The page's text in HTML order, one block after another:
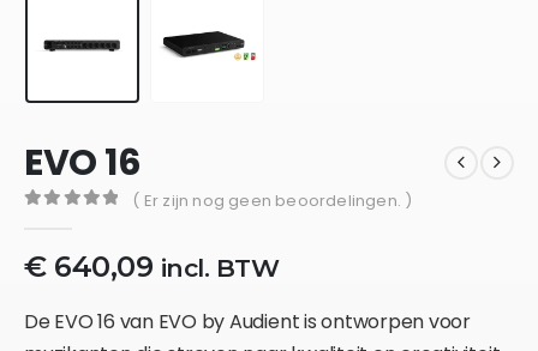
EVO 16
( Er zijn nog geen beoordelingen. )
€640,09 incl. BTW
De EVO 16 van EVO by Audient is ontworpen voor